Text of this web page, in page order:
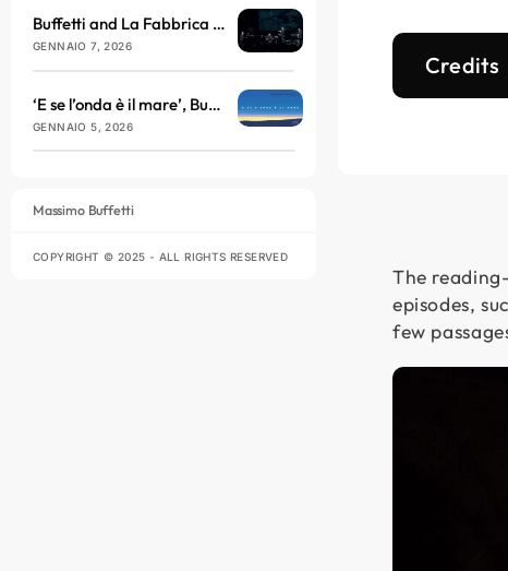
Buffetti and La Fabbrica del Nulla will be taking to the stage at the Teatro dell’Antella with ‘E se l’onda è il mare’
GENNAIO 7, 2026
‘E se l’onda è il mare’, Buffetti and La Fabbrica del Nulla return with sound, philosophy and vibration
GENNAIO 5, 2026
Massimo Buffetti
COPYRIGHT © 2025 - ALL RIGHTS RESERVED
Credits
The
episodes,
few